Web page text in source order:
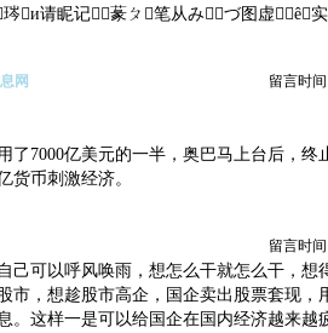
и请眤记蒃ㄆ笔从みづ图虚ê
网 留言时间
了7000亿美元的一半，奥巴马上台后，终
货币刺激经济。
留言时间
己可以呼风唤雨，想怎么干就怎么干，想
市，想趁股市高企，国企卖出股票套现，
。这样一是可以给国企在国内经济越来越